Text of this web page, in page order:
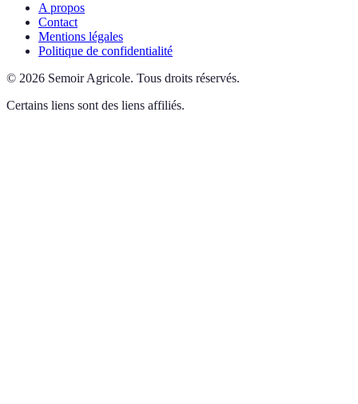
A propos
Contact
Mentions légales
Politique de confidentialité
© 2026 Semoir Agricole. Tous droits réservés.
Certains liens sont des liens affiliés.